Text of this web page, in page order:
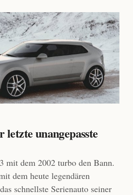
letzte unangepasste
dem 2002 turbo den Bann.
dem heute legendären
schnellste Serienauto seiner